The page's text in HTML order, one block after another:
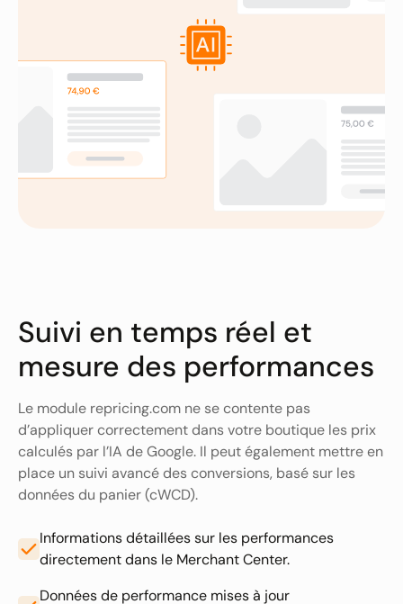
Suivi en temps réel et
mesure des performances
Le module repricing.com ne se contente pas
d’appliquer correctement dans votre boutique les prix
calculés par l’IA de Google. Il peut également mettre en
place un suivi avancé des conversions, basé sur les
données du panier (cWCD).
Informations détaillées sur les performances
directement dans le Merchant Center.
Données de performance mises à jour